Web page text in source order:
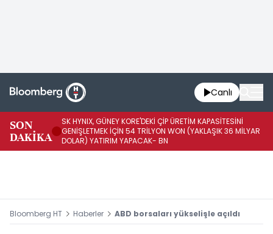
Canlı
SON
DAKİKA
SK HYNIX, GÜNEY KORE'DEKİ ÇİP ÜRETİM KAPASİTESİNİ
GENİŞLETMEK İÇİN 54 TRİLYON WON (YAKLAŞIK 36 MİLYAR
DOLAR) YATIRIM YAPACAK- BN
Bloomberg HT Haberler ABD borsaları yükselişle açıldı